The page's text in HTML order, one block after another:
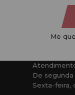
produtos para
gama ao seu
competitivos
De
Sexta-feira,
Me